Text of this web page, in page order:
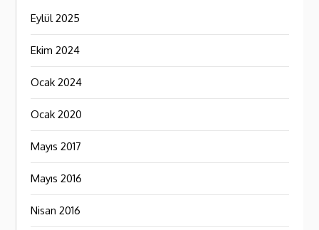
Eylül 2025
Ekim 2024
Ocak 2024
Ocak 2020
Mayıs 2017
Mayıs 2016
Nisan 2016